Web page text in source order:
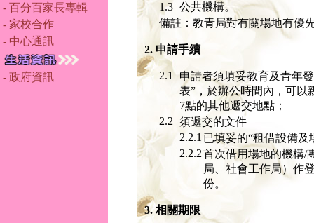
- 百分百家長專輯
- 家校合作
- 中心通訊
- 政府資訊
1.3 公共機構。
備註：教青局對有關場地有優
2. 申請手續
2.1
申請者須填妥教育及青年
表”，於辦公時間內，可以
7點的其他遞交地點；
2.2 須遞交的文件
2.2.1 已填妥的“租借設備及
2.2.2首次借用場地的機構/
局、社會工作局）作
份。
3. 相關期限